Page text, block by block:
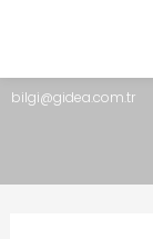
bilgi@gidea.com.tr